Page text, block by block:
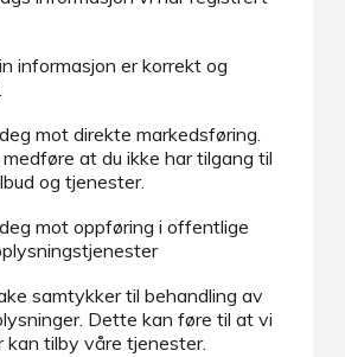
informasjon er korrekt og
mot direkte markedsføring.
at du ikke har tilgang til
og tjenester.
mot oppføring i offentlige
samtykker til behandling av
Dette kan føre til at vi
kan tilby våre tjenester.